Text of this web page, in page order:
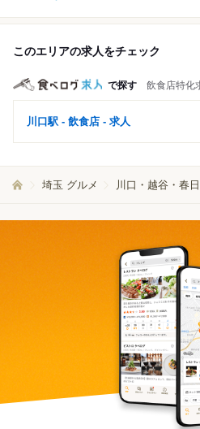
このエリアの求人をチェック
で探す 飲食店特化
川口駅 - 飲食店 - 求人
埼玉 グルメ 川口・越谷・春